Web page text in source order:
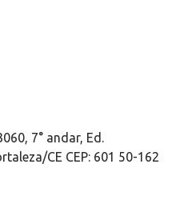
7° andar, Ed.
CE CEP: 601 50-162